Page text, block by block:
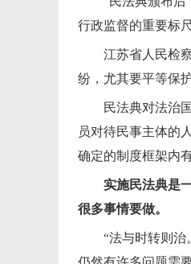
行政监督的重要标
江苏省人民检
纷，尤其要平等保
民法典对法治
员对待民事主体的
确定的制度框架内
实施民法典是
很多事情要做。
“法与时转则治